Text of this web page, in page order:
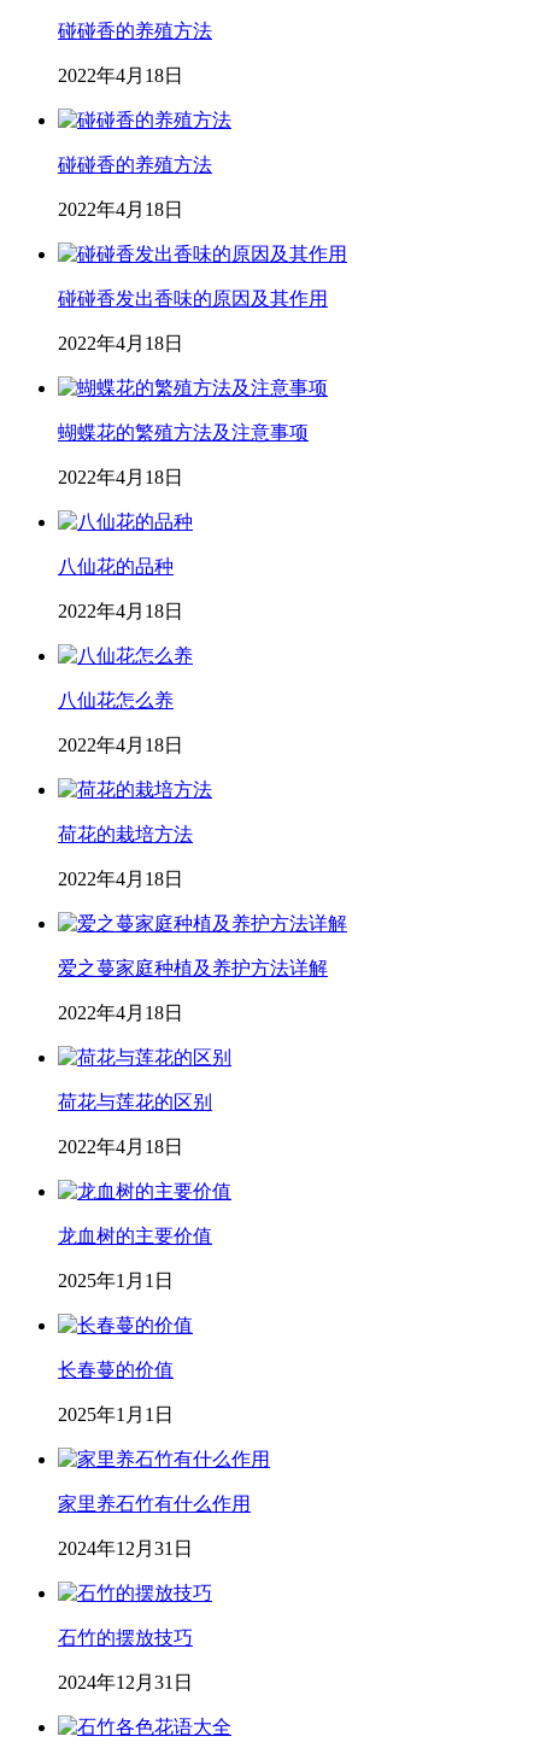
碰碰香的养殖方法
2022年4月18日
碰碰香的养殖方法
2022年4月18日
碰碰香发出香味的原因及其作用
2022年4月18日
蝴蝶花的繁殖方法及注意事项
2022年4月18日
八仙花的品种
2022年4月18日
八仙花怎么养
2022年4月18日
荷花的栽培方法
2022年4月18日
爱之蔓家庭种植及养护方法详解
2022年4月18日
荷花与莲花的区别
2022年4月18日
龙血树的主要价值
2025年1月1日
长春蔓的价值
2025年1月1日
家里养石竹有什么作用
2024年12月31日
石竹的摆放技巧
2024年12月31日